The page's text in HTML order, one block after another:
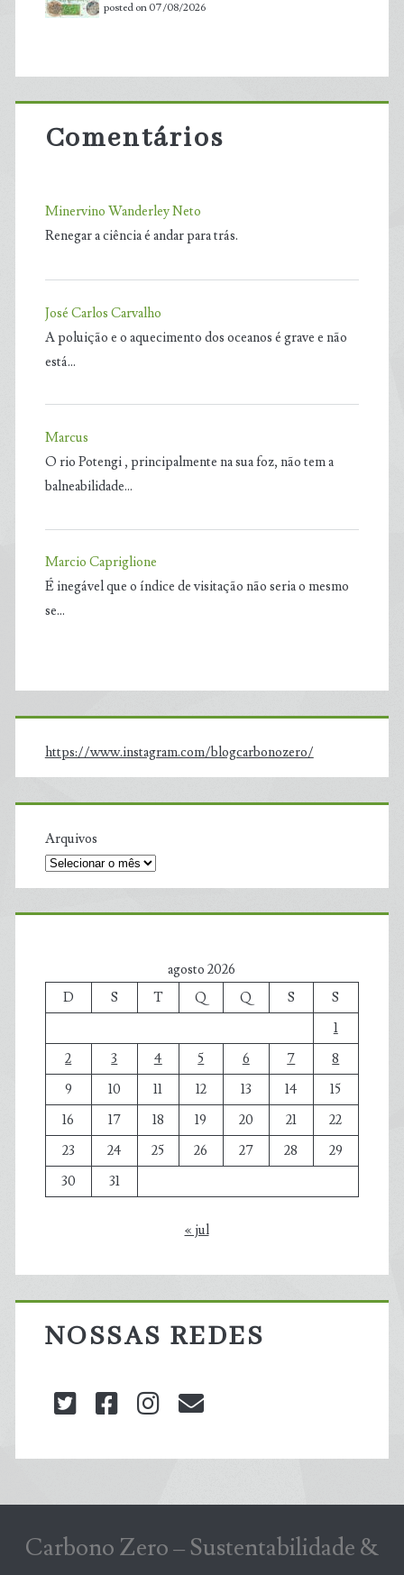
posted on 07/08/2026
Comentários
Minervino Wanderley Neto
Renegar a ciência é andar para trás.
José Carlos Carvalho
A poluição e o aquecimento dos oceanos é grave e não
está…
Marcus
O rio Potengi , principalmente na sua foz, não tem a
balneabilidade…
Marcio Capriglione
É inegável que o índice de visitação não seria o mesmo
se…
https://www.instagram.com/blogcarbonozero/
Arquivos
agosto 2026
D
S T Q Q S
S
1
2
3 4 5 6 7
8
9
10 11 12 13 14
15
16
17 18 19 20 21
22
23
24 25 26 27 28
29
30
31
« jul
NOSSAS REDES
twitterfacebookinstagram
Carbono Zero – Sustentabilidade &